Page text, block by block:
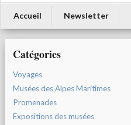
Accueil Newsletter
Catégories
Voyages
Musées des Alpes Maritimes
Promenades
Expositions des musées